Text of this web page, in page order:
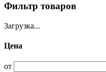
Фильтр товаров
Загрузка...
Цена
от